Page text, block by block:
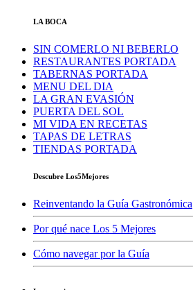
LA BOCA
SIN COMERLO NI BEBERLO
RESTAURANTES PORTADA
TABERNAS PORTADA
MENU DEL DIA
LA GRAN EVASIÓN
PUERTA DEL SOL
MI VIDA EN RECETAS
TAPAS DE LETRAS
TIENDAS PORTADA
Descubre Los5Mejores
Reinventando la Guía Gastronómica
Por qué nace Los 5 Mejores
Cómo navegar por la Guía